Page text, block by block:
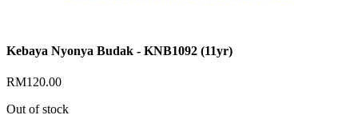
Kebaya Nyonya Budak - KNB1092 (11yr)
RM120.00
Out of stock